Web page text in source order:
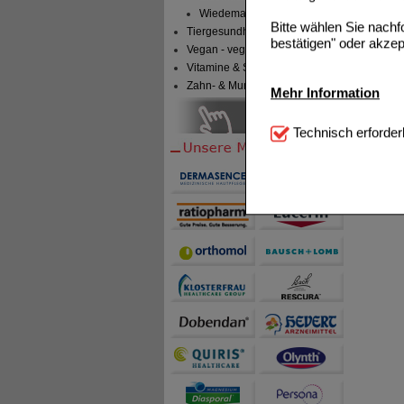
Bitte wählen Sie
bestätigen" oder
Mehr Information
Technisch
notwendig sind (z.B.
Diese
beispielsweise für
Inhalte anzuzeigen
Statistik & Tracking:
sammeln, mit deren
auch die Werbung
teilweise an Dritte
Technisch
Wiedemann
Tiergesundheit & Tierbedarf
Vegan - vegetarisch
Vitamine & Sport
Zahn- & Mundpflege